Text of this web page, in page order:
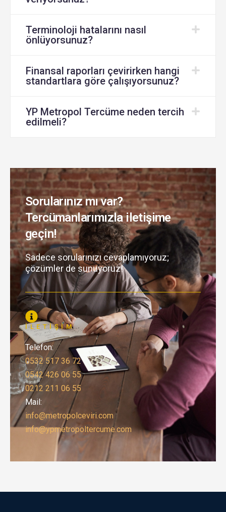
Sorularınız mı var?
Tercümanlarımızla iletişime
geçin!
Sadece sorularınızı cevaplamıyoruz;
çözümler de sunuyoruz!
İLETIŞIM
Telefon:
0532 517 36 72
0542 426 06 55
0212 211 06 55
Mail:
info@metropolceviri.com
info@ypmetropoltercume.com
Terminoloji hatalarını nasıl
önlüyorsunuz?
Finansal raporları çevirirken hangi
standartlara göre çalışıyorsunuz?
YP Metropol Tercüme neden tercih
edilmeli?